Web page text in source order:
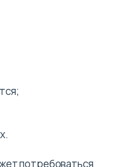
потребоваться